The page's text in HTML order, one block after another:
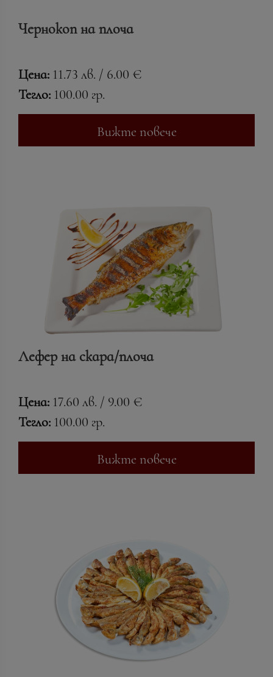
Чернокоп на плоча
Цена: 11.73 лв. / 6.00 €
Тегло: 100.00 гр.
Вижте повече
Лефер на скара/плоча
Цена: 17.60 лв. / 9.00 €
Тегло: 100.00 гр.
Вижте повече